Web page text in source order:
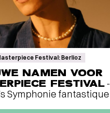
Festival: Berlioz
NAMEN VOOR
FESTIVAL -
Symphonie fantastique